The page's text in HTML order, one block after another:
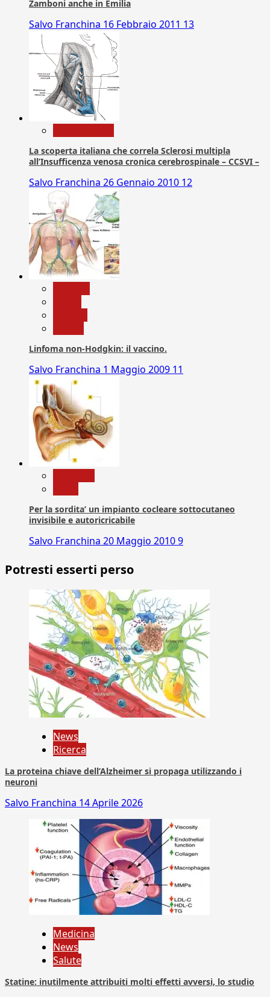
Zamboni anche in Emilia
Salvo Franchina 16 Febbraio 2011 13
La scoperta italiana che correla Sclerosi multipla
all’Insufficenza venosa cronica cerebrospinale – CCSVI –
Salvo Franchina 26 Gennaio 2010 12
Linfoma non-Hodgkin: il vaccino.
Salvo Franchina 1 Maggio 2009 11
Per la sordita’ un impianto cocleare sottocutaneo
invisibile e autoricricabile
Salvo Franchina 20 Maggio 20109
Potresti esserti perso
News
Ricerca
La proteina chiave dell’Alzheimer si propaga utilizzando i
neuroni
Salvo Franchina 14 Aprile 2026
Medicina
News
Salute
Statine: inutilmente attribuiti molti effetti avversi, lo studio